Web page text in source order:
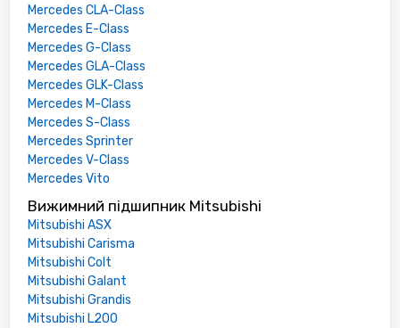
Mercedes CLA-Class
Mercedes E-Class
Mercedes G-Class
Mercedes GLA-Class
Mercedes GLK-Class
Mercedes M-Class
Mercedes S-Class
Mercedes Sprinter
Mercedes V-Class
Mercedes Vito
Вижимний підшипник Mitsubishi
Mitsubishi ASX
Mitsubishi Carisma
Mitsubishi Colt
Mitsubishi Galant
Mitsubishi Grandis
Mitsubishi L200